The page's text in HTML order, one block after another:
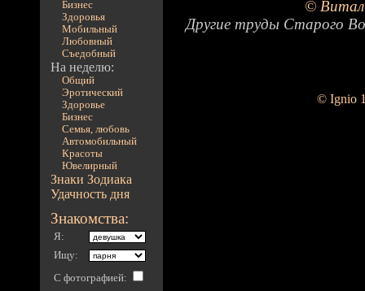
Бизнес
Здоровья
Мобильный
Любовный
Съедобный
На неделю:
Общий
Эротический
Здоровье
Бизнес
Семья, любовь
Автомобильный
Красоты
Ювелирный
Знаки Зодиака
Удачность дня
Знакомства:
Я:
Ищу:
С фотографией:
©
Другие труды Старого
© Ignio